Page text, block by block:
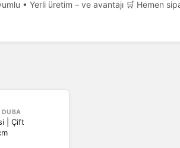
• Yerli üretim – ve avantajı 🛒 Hemen
DUBA
| Çift